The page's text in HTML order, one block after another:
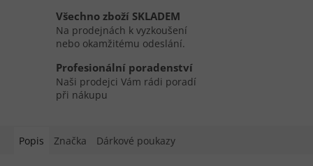
Všechno zboží SKLADEM
Na prodejnách k vyzkoušení
nebo okamžitému odeslání.
Profesionální poradenství
Naši prodejci Vám rádi poradí
při nákupu
Popis Značka Dárkové poukazy